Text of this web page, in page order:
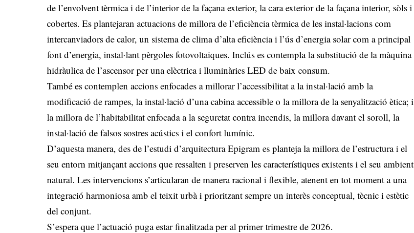
de l’envolvent tèrmica i de l’interior de la façana exterior, la cara exterior de la façana interior, sòls i
cobertes. Es plantejaran actuacions de millora de l’eficiència tèrmica de les instal·lacions com
intercanviadors de calor, un sistema de clima d’alta eficiència i l’ús d’energia solar com a principal
font d’energia, instal·lant pèrgoles fotovoltaiques. Inclús es contempla la substitució de la màquina
hidràulica de l’ascensor per una elèctrica i lluminàries LED de baix consum.
També es contemplen accions enfocades a millorar l’accessibilitat a la instal·lació amb la
modificació de rampes, la instal·lació d’una cabina accessible o la millora de la senyalització ètica; i
la millora de l’habitabilitat enfocada a la seguretat contra incendis, la millora davant el soroll, la
instal·lació de falsos sostres acústics i el confort lumínic.
D’aquesta manera, des de l’estudi d’arquitectura Epigram es planteja la millora de l’estructura i el
seu entorn mitjançant accions que ressalten i preserven les característiques existents i el seu ambient
natural. Les intervencions s’articularan de manera racional i flexible, atenent en tot moment a una
integració harmoniosa amb el teixit urbà i prioritzant sempre un interès conceptual, tècnic i estètic
del conjunt.
S’espera que l’actuació puga estar finalitzada per al primer trimestre de 2026.